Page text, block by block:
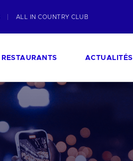
ALL IN COUNTRY CLUB
RESTAURANTS ACTUALITÉS